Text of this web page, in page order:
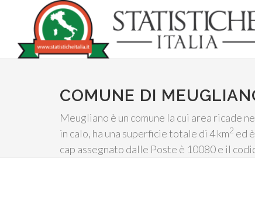
COMUNE DI
Meugliano è un comune la cui area ricade
in calo, ha una superficie totale di 4 km2 ed
cap assegnato dalle Poste è 10080 e il